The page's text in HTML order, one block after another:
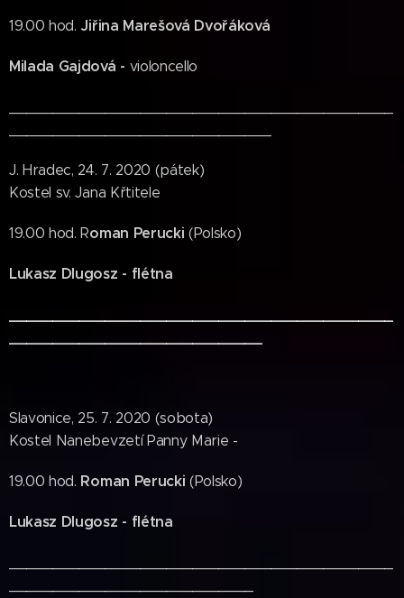
19.00 hod. Jiřina Marešová Dvořáková
Milada Gajdová - violoncello
J. Hradec, 24. 7. 2020 (pátek)
Kostel sv. Jana Křtitele
19.00 hod. Roman Perucki(Polsko)
Lukasz Dlugosz - flétna
Slavonice, 25. 7. 2020 (sobota)
Kostel Nanebevzetí Panny Marie -
19.00 hod. Roman Perucki(Polsko)
Lukasz Dlugosz - flétna